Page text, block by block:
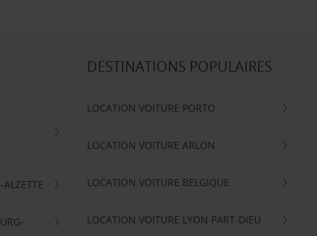
DESTINATIONS POPULAIRES
LOCATION VOITURE PORTO
LOCATION VOITURE ARLON
LOCATION VOITURE BELGIQUE
LOCATION VOITURE LYON PART-DIEU